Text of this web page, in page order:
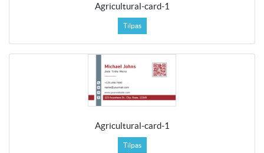
Agricultural-card-1
Tilpas
Agricultural-card-1
Tilpas